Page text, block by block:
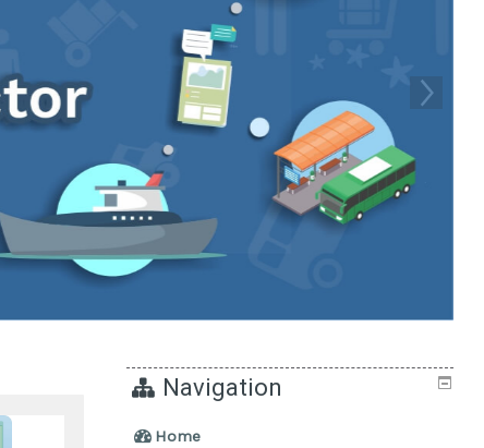
Navigation
Home